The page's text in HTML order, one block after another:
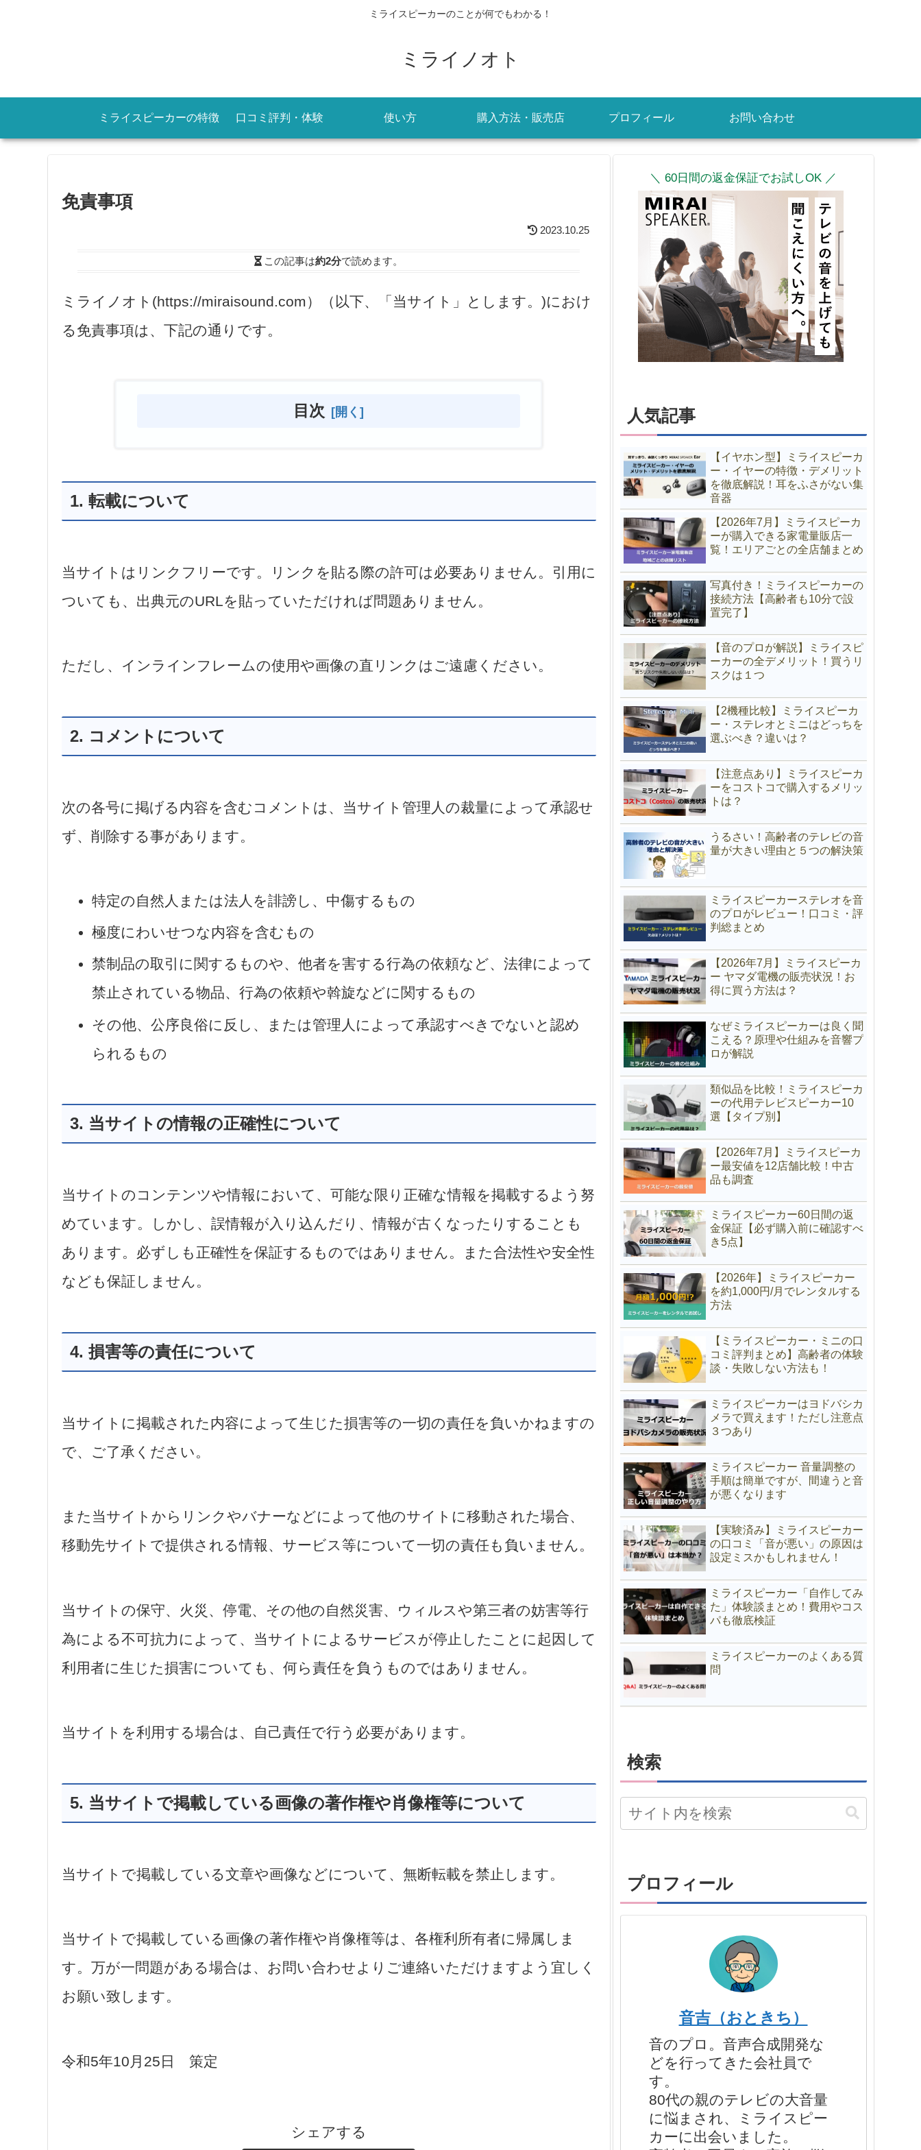
ミライスピーカーのことが何でもわかる！
ミライノオト
ミライスピーカーの特徴 口コミ評判・体験 使い方 購入方法・販売店 プロフィール お問い合わせ
免責事項
2023.10.25
この記事は約2分で読めます。
ミライノオト(https://miraisound.com）（以下、「当サイト」とします。)におけ
る免責事項は、下記の通りです。
目次
1. 転載について
当サイトはリンクフリーです。リンクを貼る際の許可は必要ありません。引用に
ついても、出典元のURLを貼っていただければ問題ありません。
ただし、インラインフレームの使用や画像の直リンクはご遠慮ください。
2. コメントについて
次の各号に掲げる内容を含むコメントは、当サイト管理人の裁量によって承認せ
ず、削除する事があります。
特定の自然人または法人を誹謗し、中傷するもの
極度にわいせつな内容を含むもの
禁制品の取引に関するものや、他者を害する行為の依頼など、法律によって
禁止されている物品、行為の依頼や斡旋などに関するもの
その他、公序良俗に反し、または管理人によって承認すべきでないと認め
られるもの
3. 当サイトの情報の正確性について
当サイトのコンテンツや情報において、可能な限り正確な情報を掲載するよう努
めています。しかし、誤情報が入り込んだり、情報が古くなったりすることも
あります。必ずしも正確性を保証するものではありません。また合法性や安全性
なども保証しません。
4. 損害等の責任について
当サイトに掲載された内容によって生じた損害等の一切の責任を負いかねますの
で、ご了承ください。
また当サイトからリンクやバナーなどによって他のサイトに移動された場合、
移動先サイトで提供される情報、サービス等について一切の責任も負いません。
当サイトの保守、火災、停電、その他の自然災害、ウィルスや第三者の妨害等行
為による不可抗力によって、当サイトによるサービスが停止したことに起因して
利用者に生じた損害についても、何ら責任を負うものではありません。
当サイトを利用する場合は、自己責任で行う必要があります。
5. 当サイトで掲載している画像の著作権や肖像権等について
当サイトで掲載している文章や画像などについて、無断転載を禁止します。
当サイトで掲載している画像の著作権や肖像権等は、各権利所有者に帰属しま
す。万が一問題がある場合は、お問い合わせよりご連絡いただけますよう宜しく
お願い致します。
令和5年10月25日 策定
シェアする
＼ 60日間の返金保証でお試しOK ／
人気記事
【イヤホン型】ミライスピーカ
ー・イヤーの特徴・デメリット
を徹底解説！耳をふさがない集
音器
【2026年7月】ミライスピーカ
ーが購入できる家電量販店一
覧！エリアごとの全店舗まとめ
写真付き！ミライスピーカーの
接続方法【高齢者も10分で設
置完了】
【音のプロが解説】ミライスピ
ーカーの全デメリット！買うリ
スクは１つ
【2機種比較】ミライスピーカ
ー・ステレオとミニはどっちを
選ぶべき？違いは？
【注意点あり】ミライスピーカ
ーをコストコで購入するメリッ
トは？
うるさい！高齢者のテレビの音
量が大きい理由と５つの解決策
ミライスピーカーステレオを音
のプロがレビュー！口コミ・評
判総まとめ
【2026年7月】ミライスピーカ
ー ヤマダ電機の販売状況！お
得に買う方法は？
なぜミライスピーカーは良く聞
こえる？原理や仕組みを音響プ
ロが解説
類似品を比較！ミライスピーカ
ーの代用テレビスピーカー10
選【タイプ別】
【2026年7月】ミライスピーカ
ー最安値を12店舗比較！中古
品も調査
ミライスピーカー60日間の返
金保証【必ず購入前に確認すべ
き5点】
【2026年】ミライスピーカー
を約1,000円/月でレンタルする
方法
【ミライスピーカー・ミニの口
コミ評判まとめ】高齢者の体験
談・失敗しない方法も！
ミライスピーカーはヨドバシカ
メラで買えます！ただし注意点
３つあり
ミライスピーカー 音量調整の
手順は簡単ですが、間違うと音
が悪くなります
【実験済み】ミライスピーカー
の口コミ「音が悪い」の原因は
設定ミスかもしれません！
ミライスピーカー「自作してみ
た」体験談まとめ！費用やコス
パも徹底検証
ミライスピーカーのよくある質
問
検索
プロフィール
音吉（おときち）
音のプロ。音声合成開発な
どを行ってきた会社員で
す。
80代の親のテレビの大音量
に悩まされ、ミライスピー
カーに出会いました。